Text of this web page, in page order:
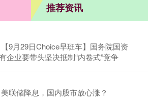
推荐资讯
9月29日Choice早班车】国务院国资
企业要带头坚决抵制“内卷式”竞争
联储降息，国内股市放心涨？